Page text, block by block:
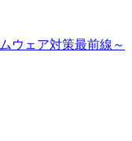
ウェア対策最前線～